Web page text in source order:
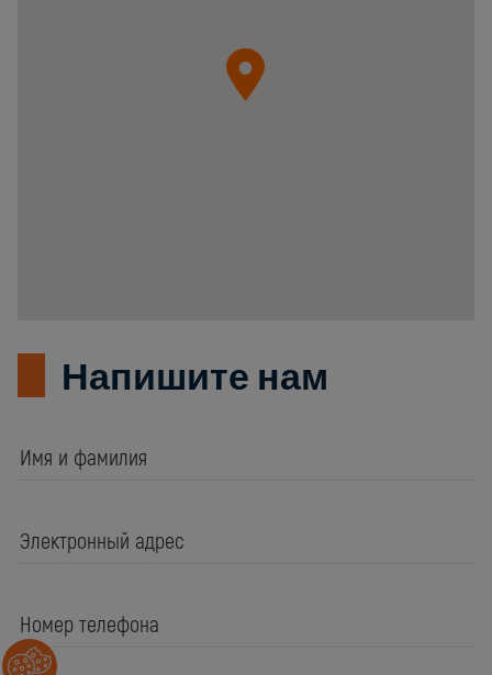
Напишите нам